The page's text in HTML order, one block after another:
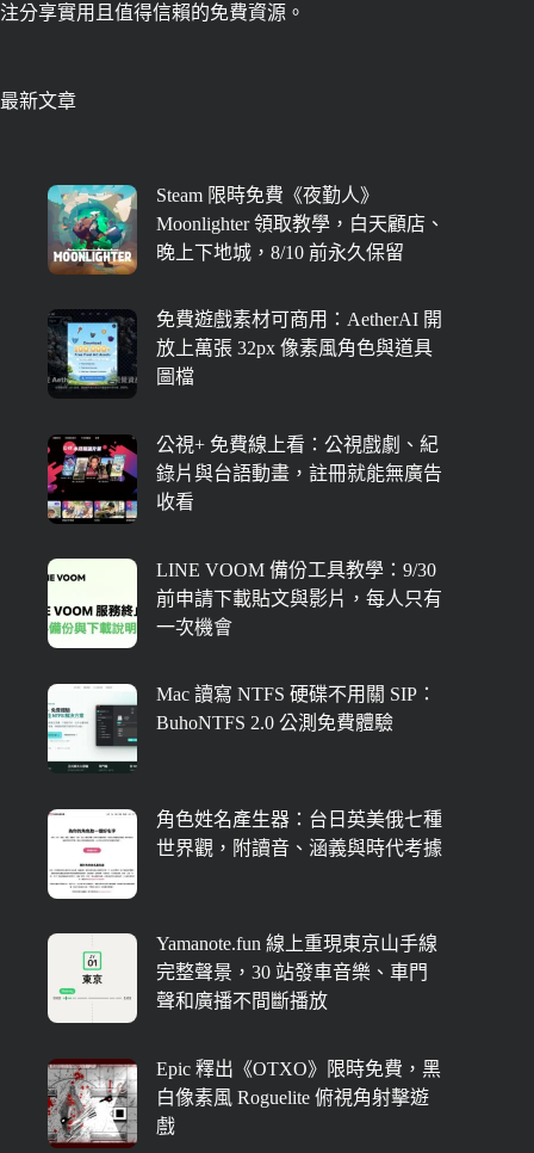
注分享實用且值得信賴的免費資源。
最新文章
Steam 限時免費《夜勤人》
Moonlighter 領取教學，白天顧店、
晚上下地城，8/10 前永久保留
免費遊戲素材可商用：AetherAI 開
放上萬張 32px 像素風角色與道具
圖檔
公視+ 免費線上看：公視戲劇、紀
錄片與台語動畫，註冊就能無廣告
收看
LINE VOOM 備份工具教學：9/30
前申請下載貼文與影片，每人只有
一次機會
Mac 讀寫 NTFS 硬碟不用關 SIP：
BuhoNTFS 2.0 公測免費體驗
角色姓名產生器：台日英美俄七種
世界觀，附讀音、涵義與時代考據
Yamanote.fun 線上重現東京山手線
完整聲景，30 站發車音樂、車門
聲和廣播不間斷播放
Epic 釋出《OTXO》限時免費，黑
白像素風 Roguelite 俯視角射擊遊
戲